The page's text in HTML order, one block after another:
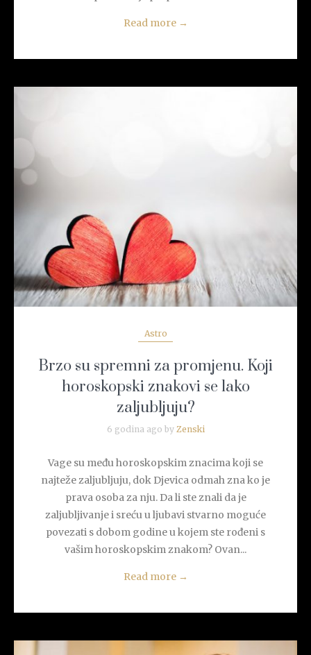
Read more →
Astro
Brzo su spremni za promjenu. Koji
horoskopski znakovi se lako
zaljubljuju?
6 godina ago by Zenski
Vage su među horoskopskim znacima koji se
najteže zaljubljuju, dok Djevica odmah zna ko je
prava osoba za nju. Da li ste znali da je
zaljubljivanje i sreću u ljubavi stvarno moguće
povezati s dobom godine u kojem ste rođeni s
vašim horoskopskim znakom? Ovan...
Read more →